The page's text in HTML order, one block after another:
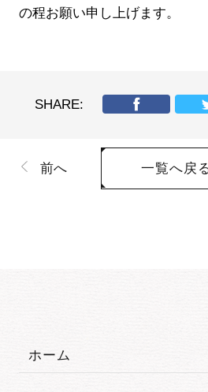
の程お願い申し上げます。
SHARE:
前へ 一覧へ戻
ホーム